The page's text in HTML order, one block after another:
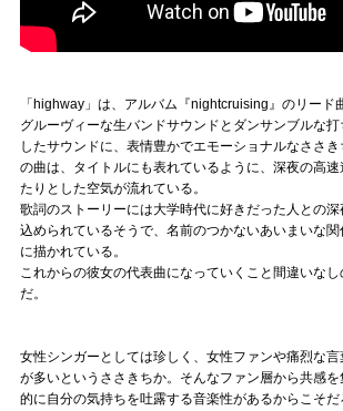
「highway」は、アルバム『nightcruising』のリード
グルーヴィーな生バンドサウンドとダンサンブルな
したサウンドに、表情豊かでエモーショナルなささ
の曲は、タイトルにも表れているように、深夜の高
たりとした空気が流れている。
歌詞のストーリーには大学時代に好きだった人との
込められているそうで、名前のつかないあいまいな
に描かれている。
これからの彼女の代表曲になっていくこと間違いな
だ。
女性シンガーとしては珍しく、女性ファンや痛烈な
が多いというささきちか。そんなファン層から共感
的に自分の気持ちを吐露する音楽性があるからこそだ